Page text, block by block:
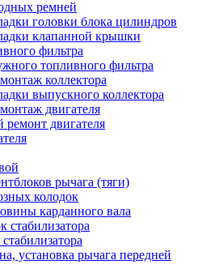
ремней
головки блока цилиндров
клапанной крышки
фильтра
топливного фильтра
коллектора
выпускного коллектора
двигателя
двигателя
рычага (тяги)
колодок
карданного вала
стабилизатора
установка рычага передней